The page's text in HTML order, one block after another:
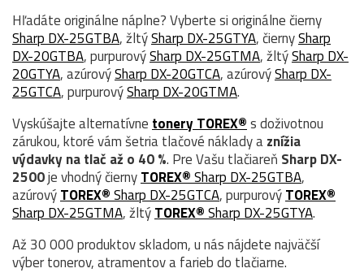
Hľadáte originálne náplne? Vyberte si originálne čierny
Sharp DX-25GTBA, žltýSharp DX-25GTYA, čiernySharp
DX-20GTBA, purpurovýSharp DX-25GTMA, žltýSharp DX-
20GTYA, azúrovýSharp DX-20GTCA, azúrovýSharp DX-
25GTCA, purpurovýSharp DX-20GTMA.
Vyskúšajte alternatívne tonery TOREX®s doživotnou
zárukou, ktoré vám šetria tlačové náklady aznížia
výdavky na tlač až o 40 %. Pre Vašu tlačiareň Sharp DX-
2500je vhodný čiernyTOREX®Sharp DX-25GTBA,
azúrovýTOREX®Sharp DX-25GTCA, purpurovýTOREX®
Sharp DX-25GTMA, žltýTOREX®Sharp DX-25GTYA.
Až 30 000 produktov skladom, u nás nájdete najväčší
výber tonerov, atramentov a farieb do tlačiarne.